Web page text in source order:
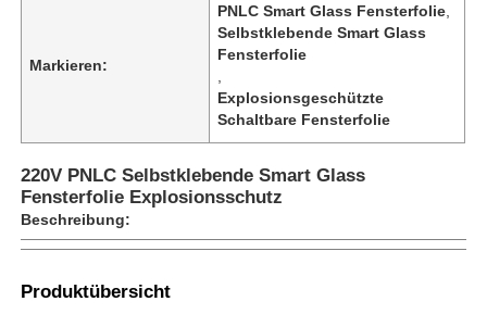
Markieren:
PNLC Smart Glass Fensterfolie
Selbstklebende Smart Glass
Fensterfolie
Explosionsgeschützte
Schaltbare Fensterfolie
220V PNLC Selbstklebende Smart Glass
Fensterfolie Explosionsschutz
Beschreibung:
Produktübersicht